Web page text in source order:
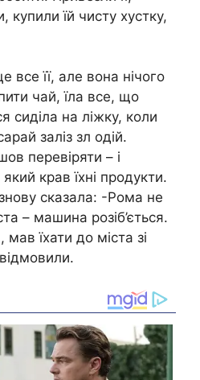
купили їй чисту хустку,
все її, але вона нічого
чай, їла все, що
сиділа на ліжку, коли
заліз зл одій.
перевіряти – і
крав їхні продукти.
сказала: -Рома не
– машина розіб’ється.
їхати до міста зі